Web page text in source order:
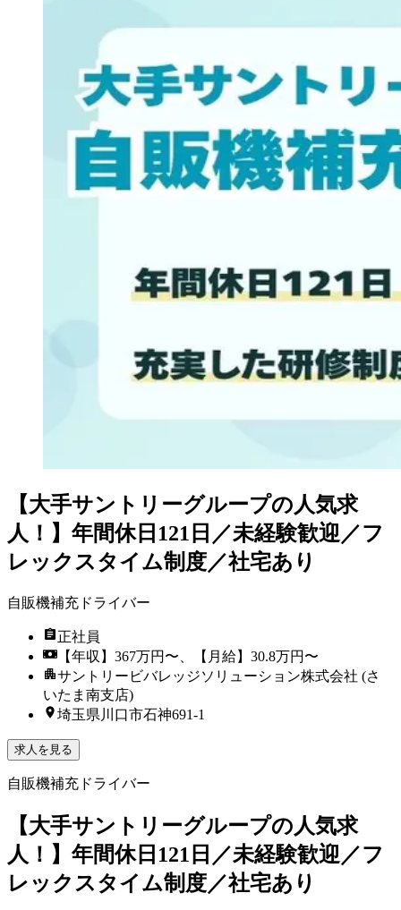
【大手サントリーグループの人気求
人！】年間休日121日／未経験歓迎／フ
レックスタイム制度／社宅あり
自販機補充ドライバー
正社員
【年収】367万円〜、【月給】30.8万円〜
サントリービバレッジソリューション株式会社 (さ
いたま南支店)
埼玉県川口市石神691-1
求人を見る
自販機補充ドライバー
【大手サントリーグループの人気求
人！】年間休日121日／未経験歓迎／フ
レックスタイム制度／社宅あり